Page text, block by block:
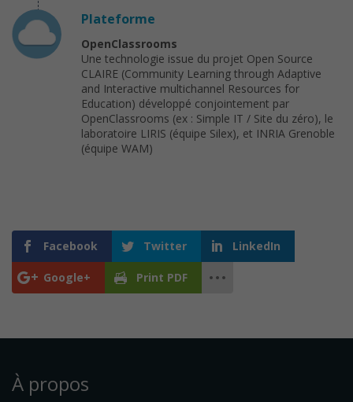
Plateforme
OpenClassrooms
Une technologie issue du projet Open Source
CLAIRE (Community Learning through Adaptive
and Interactive multichannel Resources for
Education) développé conjointement par
OpenClassrooms (ex : Simple IT / Site du zéro), le
laboratoire LIRIS (équipe Silex), et INRIA Grenoble
(équipe WAM)
Facebook Twitter LinkedIn
Google+ Print PDF
À propos